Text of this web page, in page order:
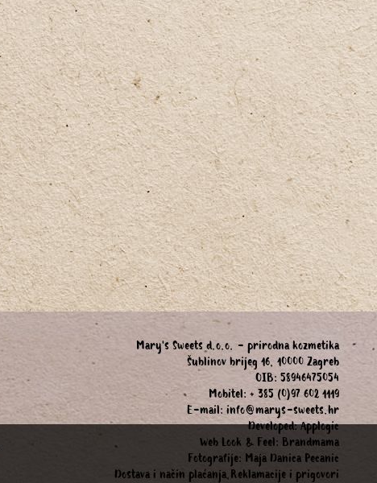
Mary's Sweets d.o.o. - prirodna kozmetika
Šublinov brijeg 16, 10000 Zagreb
OIB: 58946475054
Mobitel: + 385 (0)97 602 1119
E-mail: info@marys-sweets.hr
Developed: Applogic
Web Look & Feel: Brandmama
Fotografije: Maja Danica Pecanic
Dostava i način plaćanja,Reklamacije i prigovori